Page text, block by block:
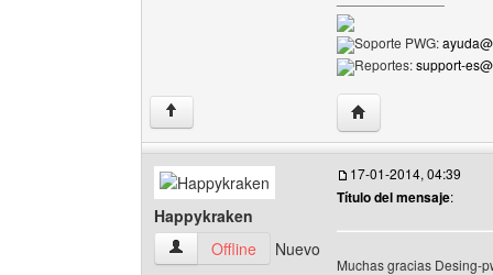
Soporte PWG:
Reportes:support-
↑ Visitar sitio web del
Happykraken
Happykraken Ver perfil del usuario
Offline Nuevo
17-01-2014, 04:39
Título del mensaje:
Muchas gracias Desing-